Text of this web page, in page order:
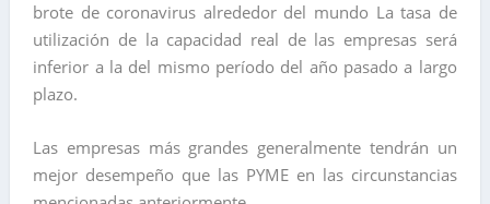
brote de coronavirus alrededor del mundo La tasa de
utilización de la capacidad real de las empresas será
inferior a la del mismo período del año pasado a largo
plazo.
Las empresas más grandes generalmente tendrán un
mejor desempeño que las PYME en las circunstancias